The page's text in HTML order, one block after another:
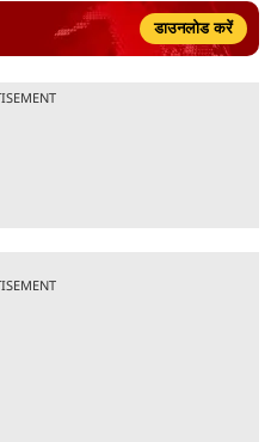
डाउनलोड करें